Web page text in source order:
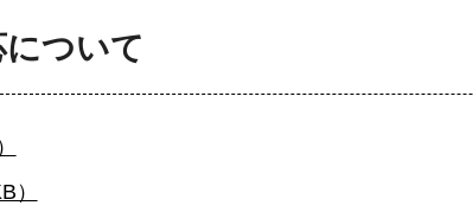
について
）